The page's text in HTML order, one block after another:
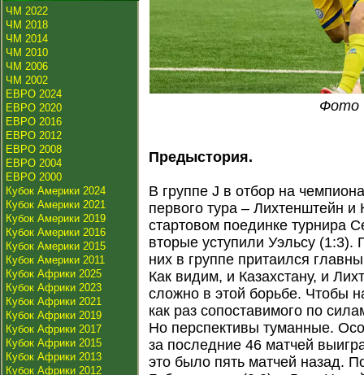
ЧМ 2022
ЧМ 2018
ЧМ 2014
ЧМ 2010
ЧМ 2006
ЧМ 2002
ЕВРО 2024
ЕВРО 2020
ЕВРО 2016
ЕВРО 2012
ЕВРО 2008
ЕВРО 2004
ЕВРО 2000
Кубок Америки 2024
Кубок Америки 2021
Кубок Америки 2019
Кубок Америки 2016
Кубок Америки 2015
Кубок Америки 2011
Кубок Африки 2025
Кубок Африки 2023
Кубок Африки 2021
Кубок Африки 2019
Кубок Африки 2017
Кубок Африки 2015
Кубок Африки 2013
Кубок Африки 2012
Фото
Предыстория.
В группе J в отбор на
первого тура – Лихтенштейн
стартовом поединке турнира
вторые уступили Уэльсу (1:3).
них в группе притаился
Как видим, и Казахстану, и
сложно в этой борьбе. Чтобы
как раз сопоставимого по
Но перспективы туманные.
за последние 46 матчей
это было пять матчей назад.